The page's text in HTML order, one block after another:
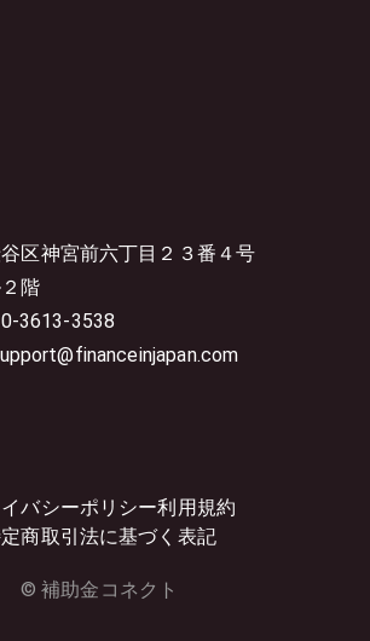
区神宮前六丁目２３番４号
階
3613-3538
バシーポリシー利用規約
商取引法に基づく表記
© 補助金コネクト